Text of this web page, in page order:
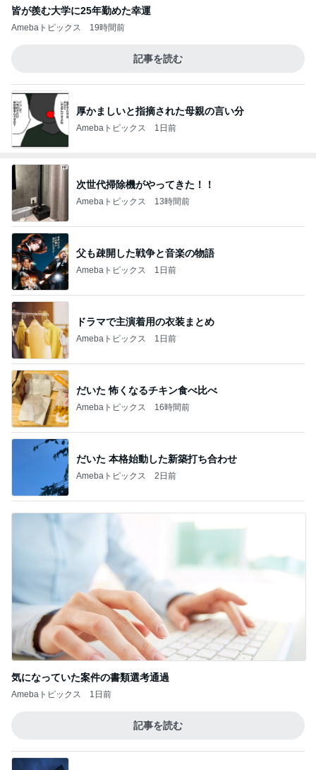
皆が羨む大学に25年勤めた幸運
Amebaトピックス 19時間前
記事を読む
厚かましいと指摘された母親の言い分
Amebaトピックス 1日前
次世代掃除機がやってきた！！
Amebaトピックス 13時間前
父も疎開した戦争と音楽の物語
Amebaトピックス 1日前
ドラマで主演着用の衣装まとめ
Amebaトピックス 1日前
だいた 怖くなるチキン食べ比べ
Amebaトピックス 16時間前
だいた 本格始動した新築打ち合わせ
Amebaトピックス 2日前
気になっていた案件の書類選考通過
Amebaトピックス 1日前
記事を読む